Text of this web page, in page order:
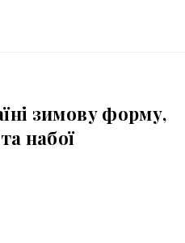
зимову форму,
набої